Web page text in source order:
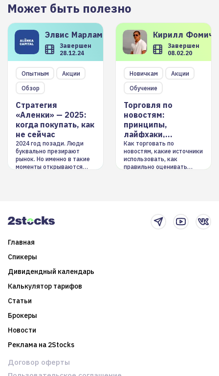
Может быть полезно
Элвис Марламов
Завершен
28.12.24
Опытным
Акции
Обзор
Стратегия
«Аленки» — 2025:
когда покупать, как
не сейчас
2024 год позади. Люди
буквально презирают
рынок. Но именно в такие
моменты открываются
Кирилл
Завершен
08.02.20
Новичкам
Акции
Обучение
Торговля по
новостям:
принципы,
лайфхаки,
инструменты
Как торговать по
новостям, какие источники
использовать, как
правильно оценивать
Главная
Спикеры
Дивидендный календарь
Калькулятор тарифов
Статьи
Брокеры
Новости
Реклама на 2Stocks
Договор оферты